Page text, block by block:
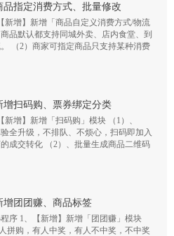
品指定消费方式、批量修改
新增】新增「商品自定义消费方式/物流
品默认都支持同城外卖、店内食堂、到
（2）商家可指定商品只支持某种消费
增扫码购、票券绑定分类
新增】新增「扫码购」模块 （1）、
验全升级，不排队、不烦心，扫码即加入
成交转化 （2）、批量生成商品二维码
增团团赚、商品标签
序 1、【新增】新增「团团赚」模块
人拼购，有人中奖，有人不中奖，不中奖